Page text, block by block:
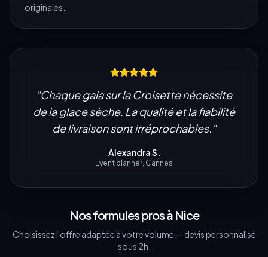
originales.
"Chaque gala sur la Croisette nécessite
de la glace sèche. La qualité et la fiabilité
de livraison sont irréprochables. "
Alexandra S.
Event planner, Cannes
Nos formules pros à Nice
Choisissez l'offre adaptée à votre volume — devis personnalisé
sous 2h.